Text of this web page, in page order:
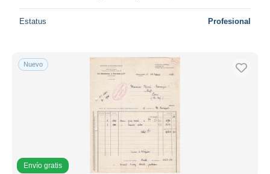
Estatus Profesional
Nuevo
Envío gratis